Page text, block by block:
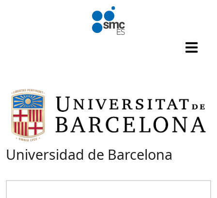
Pasar al contenido principal
Universidad de Barcelona